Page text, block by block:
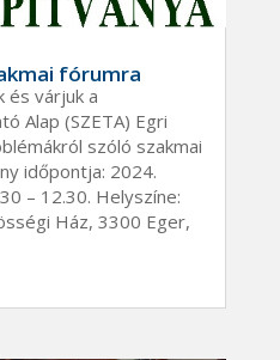
fórumra
és várjuk a
Alap (SZETA) Egri
szóló szakmai
időpontja: 2024.
– 12.30. Helyszíne:
Ház, 3300 Eger,